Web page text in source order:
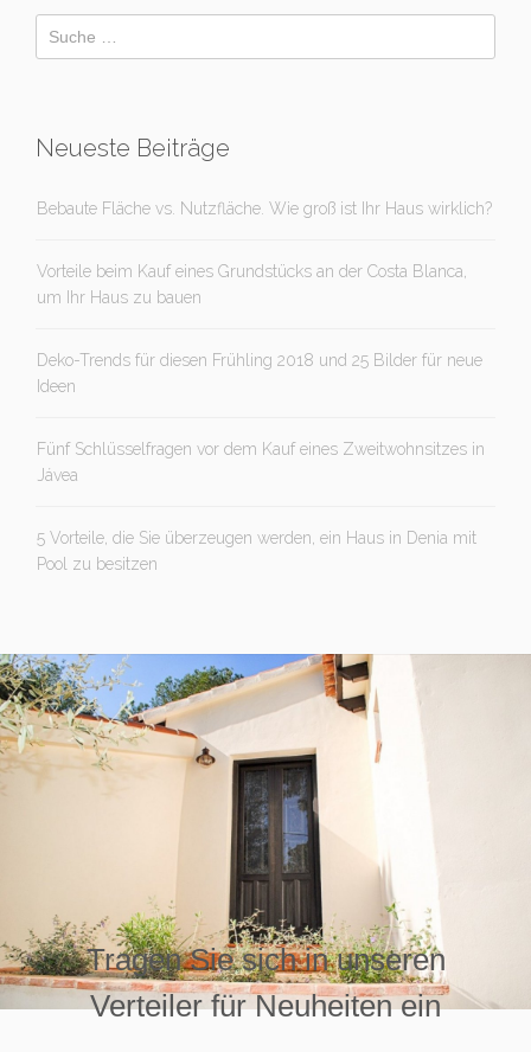
Neueste Beiträge
Bebaute Fläche vs. Nutzfläche. Wie groß ist Ihr Haus wirklich?
Vorteile beim Kauf eines Grundstücks an der Costa Blanca,
um Ihr Haus zu bauen
Deko-Trends für diesen Frühling 2018 und 25 Bilder für neue
Ideen
Fünf Schlüsselfragen vor dem Kauf eines Zweitwohnsitzes in
Jávea
5 Vorteile, die Sie überzeugen werden, ein Haus in Denia mit
Pool zu besitzen
Tragen Sie sich in unseren
Verteiler für Neuheiten ein